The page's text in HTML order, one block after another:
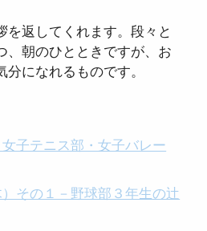
を返してくれます。段々と
、朝のひとときですが、お
になれるものです。
子テニス部・女子バレー
その１－野球部３年生の辻